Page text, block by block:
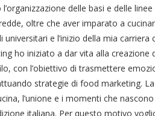
delle basi e delle
oltre che aver imparato a
universitari e l’inizio della mia
ho iniziato a dar vita alla
con l’obiettivo di trasmettere
strategie di food marketing.
l’unione e i momenti che
italiana. Per questo motivo